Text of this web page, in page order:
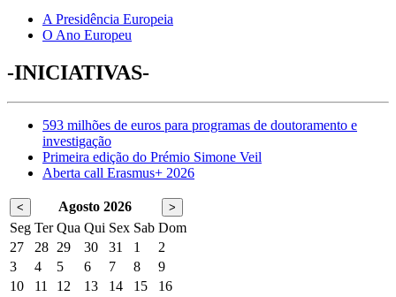
A Presidência Europeia
O Ano Europeu
-INICIATIVAS-
593 milhões de euros para programas de doutoramento e
investigação
Primeira edição do Prémio Simone Veil
Aberta call Erasmus+ 2026
< Agosto 2026 >
Seg Ter Qua Qui Sex Sab Dom
27
28 29 30 31 1
2
3
4 5 6 7 8
9
10
11 12 13 14 15
16